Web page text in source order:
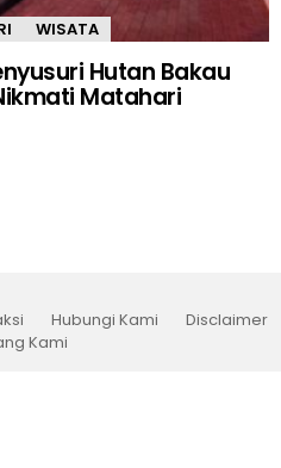
WISATA
Hutan Bakau
Matahari
Hubungi Kami
Disclaimer
Kami